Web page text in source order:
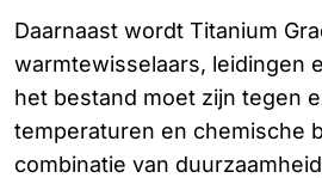
Daarnaast wordt Titanium
warmtewisselaars, leidingen
het bestand moet zijn tegen
temperaturen en chemische
combinatie van